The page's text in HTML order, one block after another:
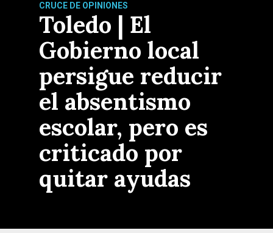
CRUCE DE OPINIONES
Toledo | El
Gobierno local
persigue reducir
el absentismo
escolar, pero es
criticado por
quitar ayudas